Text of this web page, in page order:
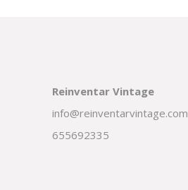
Reinventar Vintage
info@reinventarvintage.com
655692335